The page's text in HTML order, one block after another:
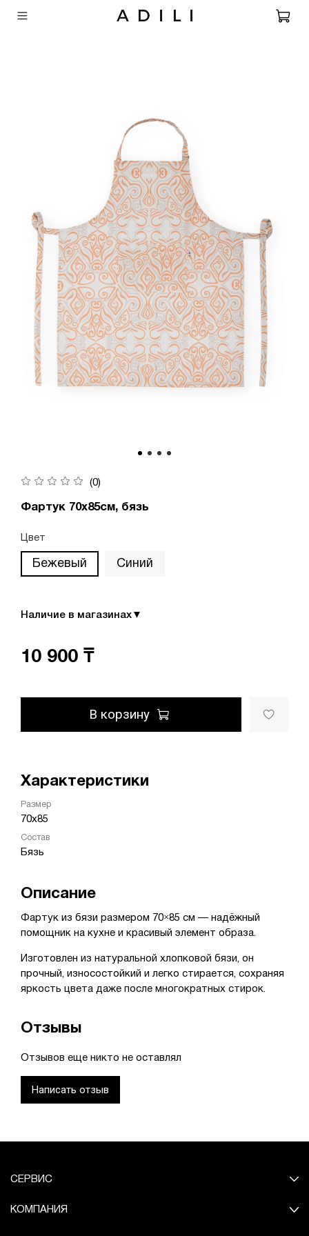
(0)
Фартук 70х85см, бязь
Цвет
Бежевый Синий
Наличие в магазинах ▼
10 900 ₸
В корзину
Характеристики
Размер
70х85
Состав
Бязь
Описание
Фартук из бязи размером 70×85 см — надёжный
помощник на кухне и красивый элемент образа.
Изготовлен из натуральной хлопковой бязи, он
прочный, износостойкий и легко стирается, сохраняя
яркость цвета даже после многократных стирок.
Отзывы
Отзывов еще никто не оставлял
Написать отзыв
СЕРВИС
КОМПАНИЯ